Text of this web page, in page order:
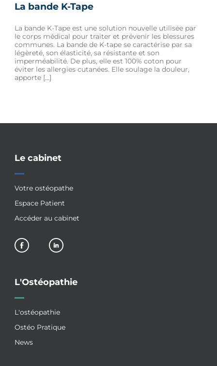
La bande K-Tape
La bande K-Tape est une solution nouvelle utilisée par
le corps médical pour traiter et prévenir les blessures
communes. La bande de K-tape se caractérise par sa
légèreté, son élasticité, sa résistante et son
imperméabilité. De plus, elle est 100% coton pour
éviter les allergies cutanées. Elle soulage la douleur,
apporte […]
Le cabinet
Votre ostéopathe
Espace Patient
Accéder au cabinet
L'Ostéopathie
L'ostéopathie
Ostéo Pratique
News